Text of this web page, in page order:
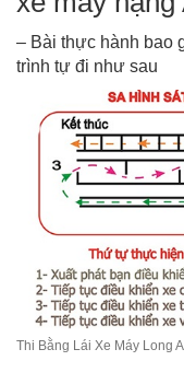
– Bài thực hành bao
trình tự đi như sau
Thi Bằng Lái Xe Máy Long